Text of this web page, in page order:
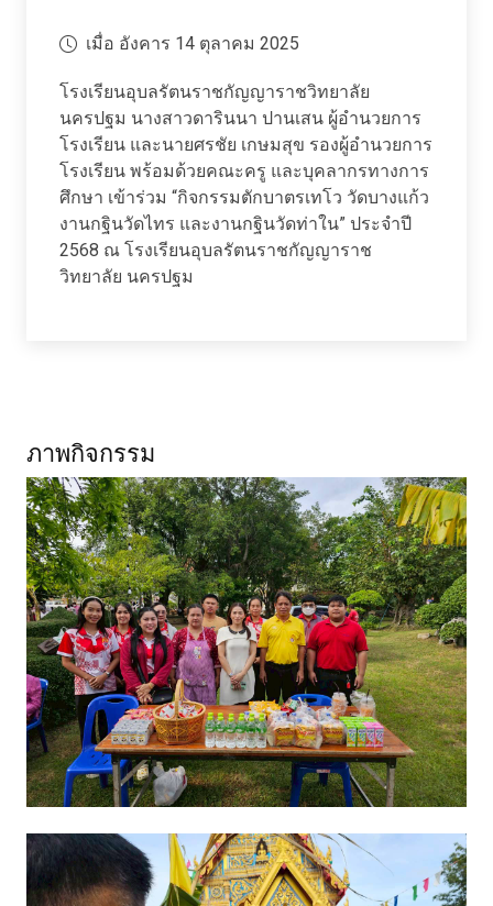
เมื่อ อังคาร 14 ตุลาคม 2025
โรงเรียนอุบลรัตนราชกัญญาราชวิทยาลัย
นครปฐม นางสาวดารินนา ปานเสน ผู้อำนวยการ
โรงเรียน และนายศรชัย เกษมสุข รองผู้อำนวยการ
โรงเรียน พร้อมด้วยคณะครู และบุคลากรทางการ
ศึกษา เข้าร่วม “กิจกรรมตักบาตรเทโว วัดบางแก้ว
งานกฐินวัดไทร และงานกฐินวัดท่าใน” ประจำปี
2568 ณ โรงเรียนอุบลรัตนราชกัญญาราช
วิทยาลัย นครปฐม
ภาพกิจกรรม